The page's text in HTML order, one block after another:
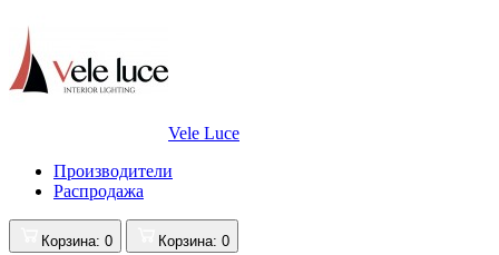
Vele Luce
Производители
Распродажа
Корзина: 0 Корзина: 0